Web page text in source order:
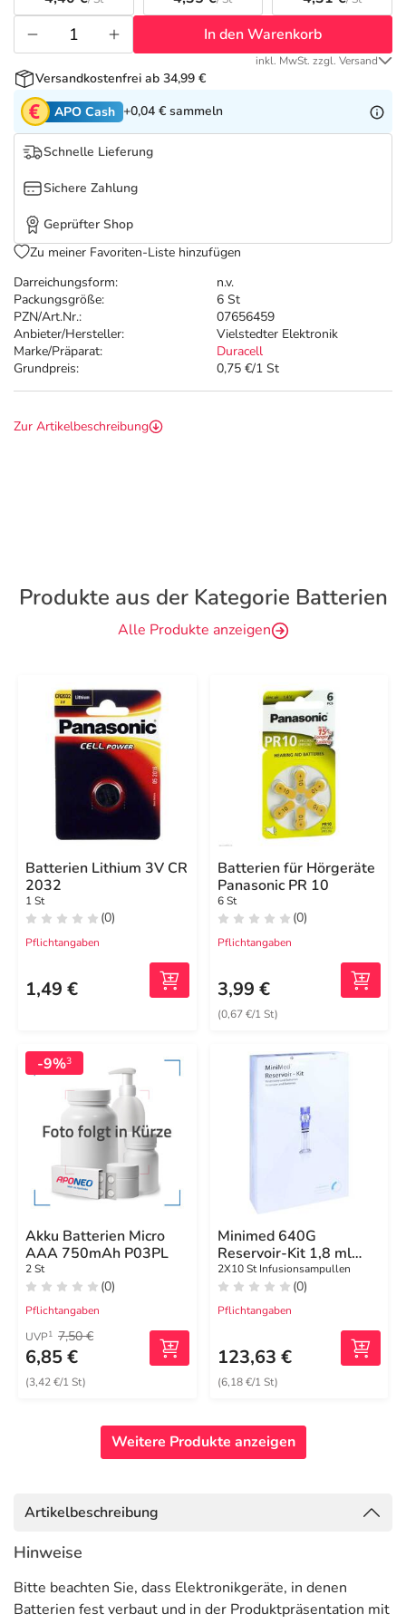
Tierapotheke
Vitamine & Mineralstoffe
Marken
Salus Deals
Darreichungsform:
n.v.
Packungsgröße:
6 St
PZN/Art.Nr.:
07656459
Anbieter/Hersteller:
Vielstedter Elektronik
Marke/Präparat:
Duracell
Grundpreis:
0,75 €/1 St
In den Warenkorb
inkl. MwSt. zzgl. Versand
Versandkostenfrei ab 34,99 €
APO Cash +0,04 € sammeln
Schnelle Lieferung
Sichere Zahlung
Geprüfter Shop
Zu meiner Favoriten-Liste hinzufügen
Zur Artikelbeschreibung
Produkte aus der Kategorie Batterien
Alle Produkte anzeigen
Batterien Lithium 3V CR
2032
1 St
(0)
Pflichtangaben
1,49 €
Batterien für Hörgeräte
Panasonic PR 10
6 St
(0)
Pflichtangaben
3,99 €
(0,67 €/1 St)
-9%3
Akku Batterien Micro
AAA 750mAh P03PL
2 St
(0)
Pflichtangaben
UVP1 7,50 €
6,85 €
(3,42 €/1 St)
Minimed 640G
Reservoir-Kit 1,8 ml
AA-Batterien
2X10 St Infusionsampullen
(0)
Pflichtangaben
123,63 €
(6,18 €/1 St)
Weitere Produkte anzeigen
Artikelbeschreibung
Hinweise
Bitte beachten Sie, dass Elektronikgeräte, in denen
Batterien fest verbaut und in der Produktpräsentation mit